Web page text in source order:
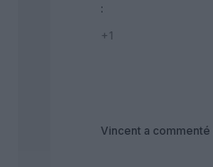
:
+1
Vincent a commenté